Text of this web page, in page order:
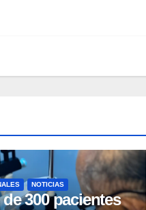
NOTICIAS
300 pacientes